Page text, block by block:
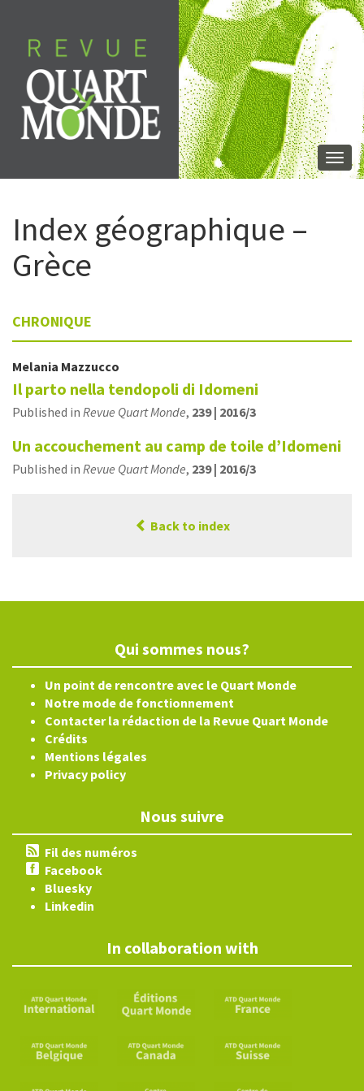
content
Index géographique –
Grèce
CHRONIQUE
Melania Mazzucco
Il parto nella tendopoli di Idomeni
Published in Revue Quart Monde, 239 | 2016/3
Un accouchement au camp de toile d’Idomeni
Published in Revue Quart Monde, 239 | 2016/3
Back to index
Qui sommes nous?
Un point de rencontre avec le Quart Monde
Notre mode de fonctionnement
Contacter la rédaction de la Revue Quart Monde
Crédits
Mentions légales
Privacy policy
Nous suivre
Fil des numéros
Facebook
Bluesky
Linkedin
In collaboration with